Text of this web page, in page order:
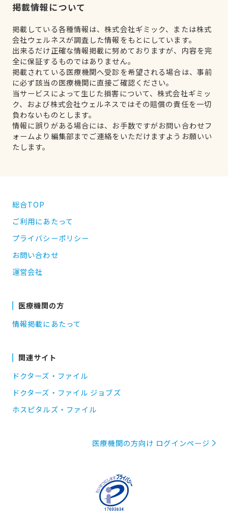
掲載情報について
掲載している各種情報は、株式会社ギミック、または株式
会社ウェルネスが調査した情報をもとにしています。
出来るだけ正確な情報掲載に努めておりますが、内容を完
全に保証するものではありません。
掲載されている医療機関へ受診を希望される場合は、事前
に必ず該当の医療機関に直接ご確認ください。
当サービスによって生じた損害について、株式会社ギミッ
ク、および株式会社ウェルネスではその賠償の責任を一切
負わないものとします。
情報に誤りがある場合には、お手数ですがお問い合わせフ
ォームより編集部までご連絡をいただけますようお願いい
たします。
総合TOP
ご利用にあたって
プライバシーポリシー
お問い合わせ
運営会社
医療機関の方
情報掲載にあたって
関連サイト
ドクターズ・ファイル
ドクターズ・ファイル ジョブズ
ホスピタルズ・ファイル
医療機関の方向け ログインページ